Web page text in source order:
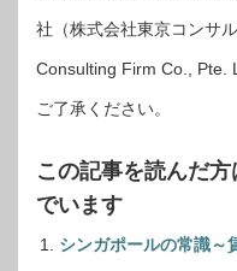
社（株式会社東京コンサ
Consulting Firm Co., Pte.
ご了承ください。
この記事を読んだ
でいます
シンガポールの常識～